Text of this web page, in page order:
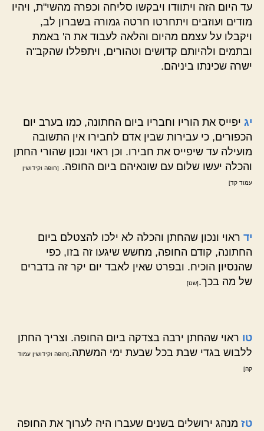
עד היום הזה ויתוודו ויבקשו סליחה וכפרה מהשי"ת, ויהיו
מודים ועוזבים ויתחרטו חרטה גמורה בשברון לב,
ויקבלו על עצמם מהיום והלאה לעבוד את ה' באמת
ובתמים ולהיותם קדושים וטהורים, ויתפללו שהקב"ה
ישרה שכינתו ביניהם.
יג יפייס את הוריו וחבריו ביום החתונה, כמו בערב יום
הכפורים, כי עבירות שבין אדם לחבירו אין התשובה
מועילה עד שיפייס את חבירו. וכן ראוי ונכון שהורי החתן
והכלה יעשו שלום עם שונאיהם ביום החופה.
[חופה וקידושין
עמוד קד]
יד ראוי ונכון שהחתן והכלה לא ילכו להצטלם ביום
החתונה, קודם החופה, מחשש שיגעו זה בזו, כפי
שהנסיון הוכיח. ובפרט שאין לאבד יום יקר זה בדברים
של מה בכך.[שם]
טו ראוי שהחתן ירבה בצדקה ביום החופה. וצריך החתן
ללבוש בגדי שבת בכל שבעת ימי המשתה.[חופה וקידושין עמוד
קה]
טז מנהג ירושלים בשנים שעברו היה לערוך את החופה